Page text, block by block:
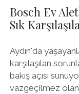
Bosch Ev
Sık
Aydın'da
karşılaşılan
bakış açısı
vazgeçilmez